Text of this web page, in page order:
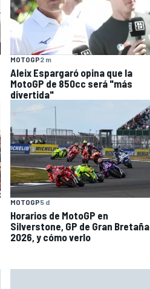
MOTOGP2 m
Aleix Espargaró opina que la
MotoGP de 850cc será "más
divertida"
MOTOGP5 d
Horarios de MotoGP en
Silverstone, GP de Gran Bretaña
2026, y cómo verlo